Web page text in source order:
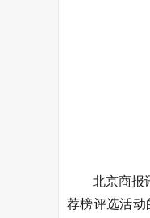
北京商报
荐榜评选活动